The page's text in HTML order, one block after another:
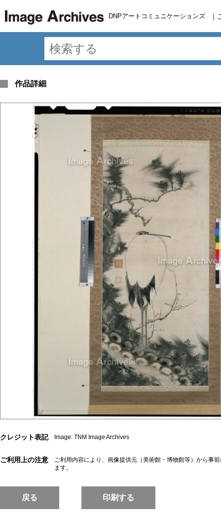
DNPアートコミュニケーションズ ｜
作品詳細
クレジット表記 Image: TNM Image Archives
ご利用上の注意
ご利用内容により、画像提供元（美術館・博物館等）から事
ます。
戻る 印刷する